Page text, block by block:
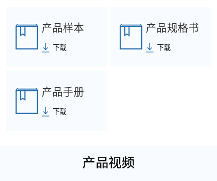
产品样本
下载
产品规格书
下载
产品手册
下载
产品视频